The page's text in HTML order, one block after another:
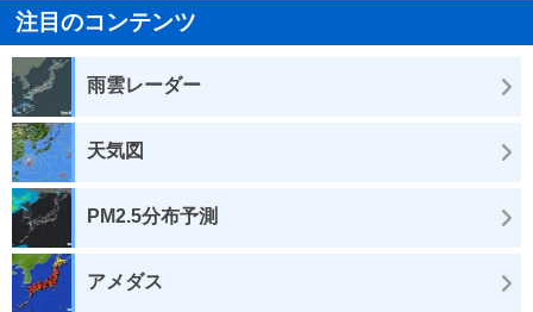
注目のコンテンツ
雨雲レーダー
天気図
PM2.5分布予測
アメダス